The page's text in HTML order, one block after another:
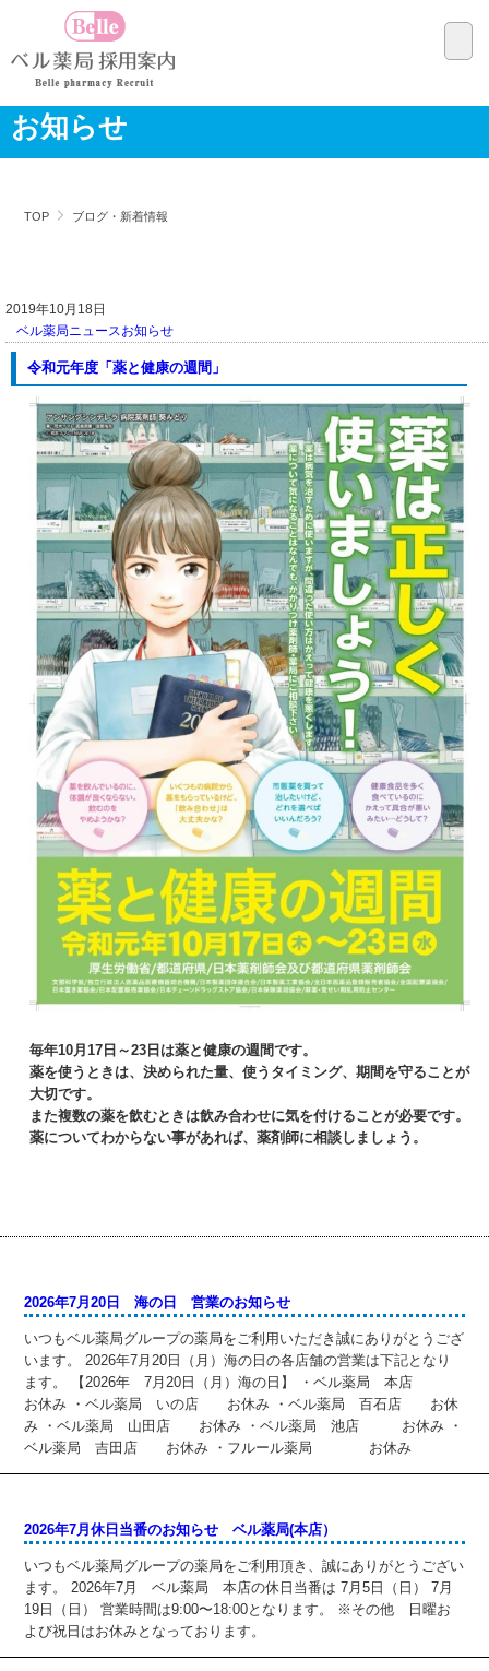
お知らせ
TOP ブログ・新着情報
2019年10月18日
ベル薬局ニュースお知らせ
令和元年度「薬と健康の週間」
毎年10月17日～23日は薬と健康の週間です。
薬を使うときは、決められた量、使うタイミング、期間を守ることが
大切です。
また複数の薬を飲むときは飲み合わせに気を付けることが必要です。
薬についてわからない事があれば、薬剤師に相談しましょう。
2026年7月20日 海の日 営業のお知らせ
いつもベル薬局グループの薬局をご利用いただき誠にありがとうござ
います。 2026年7月20日（月）海の日の各店舗の営業は下記となり
ます。 【2026年 7月20日（月）海の日】 ・ベル薬局 本店
お休み ・ベル薬局 いの店 お休み ・ベル薬局 百石店 お休
み ・ベル薬局 山田店 お休み ・ベル薬局 池店 お休み ・
ベル薬局 吉田店 お休み ・フルール薬局 お休み
2026年7月休日当番のお知らせ ベル薬局(本店）
いつもベル薬局グループの薬局をご利用頂き、誠にありがとうござい
ます。 2026年7月 ベル薬局 本店の休日当番は 7月5日（日） 7月
19日（日） 営業時間は9:00〜18:00となります。 ※その他 日曜お
よび祝日はお休みとなっております。